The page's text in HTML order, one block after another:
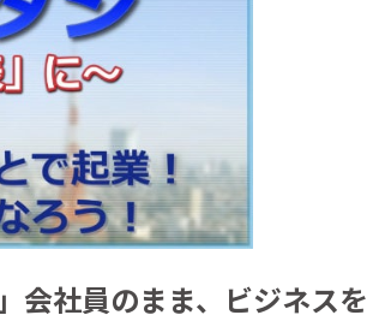
Creation
会社員のまま、ビジネスを